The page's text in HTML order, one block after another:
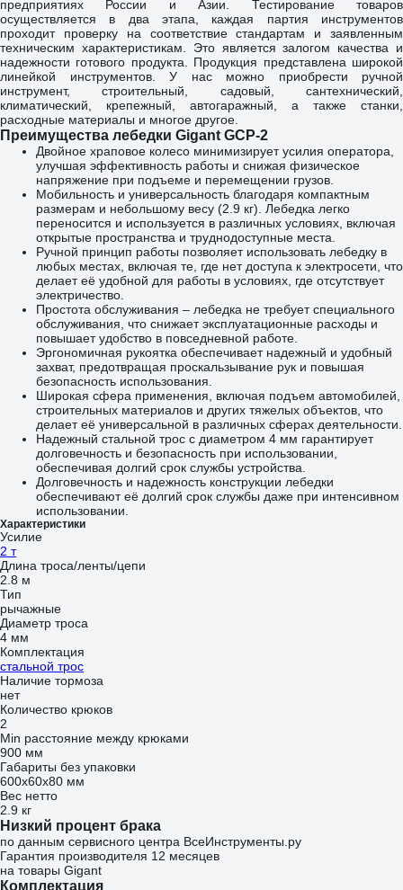
предприятиях России и Азии. Тестирование товаров
осуществляется в два этапа, каждая партия инструментов
проходит проверку на соответствие стандартам и заявленным
техническим характеристикам. Это является залогом качества и
надежности готового продукта. Продукция представлена широкой
линейкой инструментов. У нас можно приобрести ручной
инструмент, строительный, садовый, сантехнический,
климатический, крепежный, автогаражный, а также станки,
расходные материалы и многое другое.
Преимущества лебедки Gigant GCP-2
Двойное храповое колесо минимизирует усилия оператора,
улучшая эффективность работы и снижая физическое
напряжение при подъеме и перемещении грузов.
Мобильность и универсальность благодаря компактным
размерам и небольшому весу (2.9 кг). Лебедка легко
переносится и используется в различных условиях, включая
открытые пространства и труднодоступные места.
Ручной принцип работы позволяет использовать лебедку в
любых местах, включая те, где нет доступа к электросети, что
делает её удобной для работы в условиях, где отсутствует
электричество.
Простота обслуживания – лебедка не требует специального
обслуживания, что снижает эксплуатационные расходы и
повышает удобство в повседневной работе.
Эргономичная рукоятка обеспечивает надежный и удобный
захват, предотвращая проскальзывание рук и повышая
безопасность использования.
Широкая сфера применения, включая подъем автомобилей,
строительных материалов и других тяжелых объектов, что
делает её универсальной в различных сферах деятельности.
Надежный стальной трос с диаметром 4 мм гарантирует
долговечность и безопасность при использовании,
обеспечивая долгий срок службы устройства.
Долговечность и надежность конструкции лебедки
обеспечивают её долгий срок службы даже при интенсивном
использовании.
Характеристики
Усилие
2 т
Длина троса/ленты/цепи
2.8 м
Тип
рычажные
Диаметр троса
4 мм
Комплектация
стальной трос
Наличие тормоза
нет
Количество крюков
2
Min расстояние между крюками
900 мм
Габариты без упаковки
600x60x80 мм
Вес нетто
2.9 кг
Низкий процент брака
по данным сервисного центра ВсеИнструменты.ру
Гарантия производителя 12 месяцев
на товары Gigant
Комплектация